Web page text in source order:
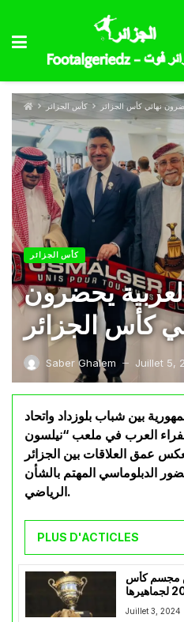
كأس الجزائر نهائي كأس الجزائر
كأس الجزائر
يحضرون
كأس الجزائر
Saber Ghalem — Juillet 5,
بين شباب بلوزداد واتحاد
العرب في ملعب “نيلسون
عمق العلاقات بين الجزائر
الدبلوماسي المهتم بالشأن
الرياضي.
PLUS D'ACTICLES
مجسم كأس
Juillet 3, 2024